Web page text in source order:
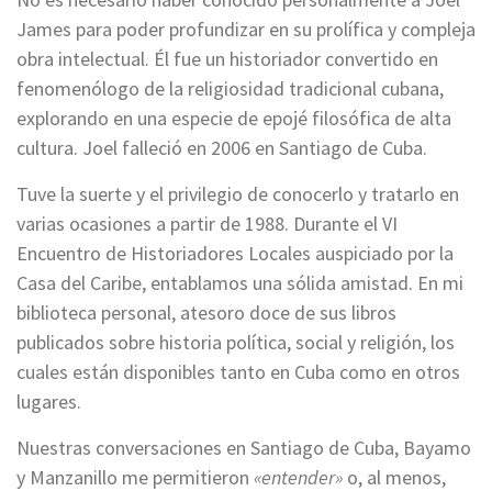
James para poder profundizar en su prolífica y compleja
obra intelectual. Él fue un historiador convertido en
fenomenólogo de la religiosidad tradicional cubana,
explorando en una especie de epojé filosófica de alta
cultura. Joel falleció en 2006 en Santiago de Cuba.
Tuve la suerte y el privilegio de conocerlo y tratarlo en
varias ocasiones a partir de 1988. Durante el VI
Encuentro de Historiadores Locales auspiciado por la
Casa del Caribe, entablamos una sólida amistad. En mi
biblioteca personal, atesoro doce de sus libros
publicados sobre historia política, social y religión, los
cuales están disponibles tanto en Cuba como en otros
lugares.
Nuestras conversaciones en Santiago de Cuba, Bayamo
y Manzanillo me permitieron «entender» o, al menos,